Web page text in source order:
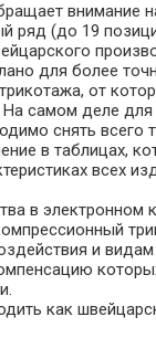
внимание
ряд (до 19
для более
от
самом деле для
снять всего
в таблицах,
всех
в электронном
и
как